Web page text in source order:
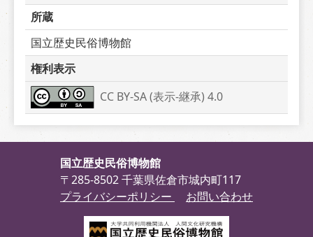
所蔵
国立歴史民俗博物館
権利表示
CC BY-SA (表示-継承) 4.0
国立歴史民俗博物館
〒285-8502 千葉県佐倉市城内町117
プライバシーポリシー
お問い合わせ